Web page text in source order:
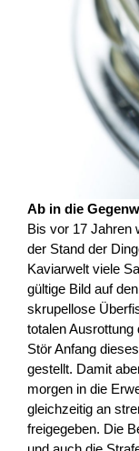
Ab in die
Bis vor 17 Jahren
der Stand der
Kaviarwelt viele
gültige Bild auf
skrupellose
totalen
Stör Anfang
gestellt. Damit
morgen in die
gleichzeitig an
freigegeben. Die